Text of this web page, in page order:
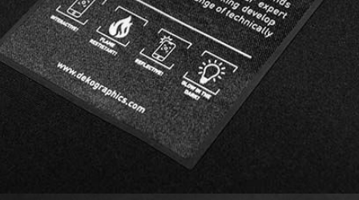
et du silicone mat de manière élégante pour
afficher des informations.